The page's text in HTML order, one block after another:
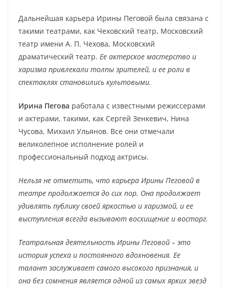
Дальнейшая карьера Ирины Пеговой была связана с
такими театрами, как Чеховский театр, Московский
театр имени А. П. Чехова, Московский
драматический театр. Ее актерское мастерство и
харизма привлекали толпы зрителей, и ее роли в
спектаклях становились культовыми.
Ирина Пегова работала с известными режиссерами
и актерами, такими, как Сергей Зенкевич, Нина
Чусова, Михаил Ульянов. Все они отмечали
великолепное исполнение ролей и
профессиональный подход актрисы.
Нельзя не отметить, что карьера Ирины Пеговой в
театре продолжается до сих пор. Она продолжает
удивлять публику своей яркостью и харизмой, и ее
выступления всегда вызывают восхищение и восторг.
Театральная деятельность Ирины Пеговой – это
история успеха и постоянного вдохновения. Ее
талант заслуживает самого высокого признания, и
она без сомнения является одной из самых ярких звезд